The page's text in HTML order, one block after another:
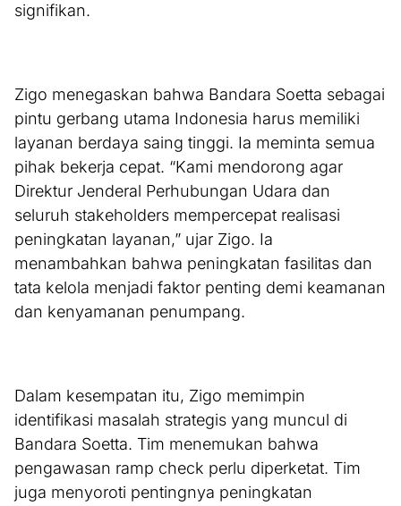
signifikan.
Zigo menegaskan bahwa Bandara Soetta sebagai
pintu gerbang utama Indonesia harus memiliki
layanan berdaya saing tinggi. Ia meminta semua
pihak bekerja cepat. “Kami mendorong agar
Direktur Jenderal Perhubungan Udara dan
seluruh stakeholders mempercepat realisasi
peningkatan layanan,” ujar Zigo. Ia
menambahkan bahwa peningkatan fasilitas dan
tata kelola menjadi faktor penting demi keamanan
dan kenyamanan penumpang.
Dalam kesempatan itu, Zigo memimpin
identifikasi masalah strategis yang muncul di
Bandara Soetta. Tim menemukan bahwa
pengawasan ramp check perlu diperketat. Tim
juga menyoroti pentingnya peningkatan